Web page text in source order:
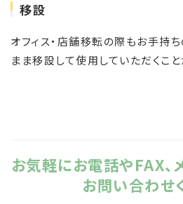
移設
オフィス・店舗移転の際もお手持
まま移設して使用していただくこと
お気軽にお電話やFAX、
お問い合わせ